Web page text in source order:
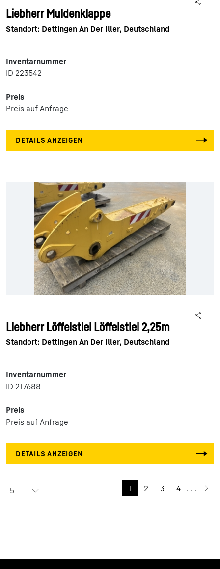
Liebherr Muldenklappe
Standort: Dettingen An Der Iller, Deutschland
Inventarnummer
ID 223542
Preis
Preis auf Anfrage
DETAILS ANZEIGEN
Liebherr Löffelstiel Löffelstiel 2,25m
Standort: Dettingen An Der Iller, Deutschland
Inventarnummer
ID 217688
Preis
Preis auf Anfrage
DETAILS ANZEIGEN
5 1 2 3 4 . . .